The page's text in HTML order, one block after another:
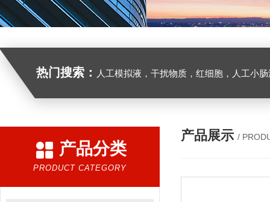
热门搜索： 人工模拟液，干扰物质，红细胞，人工小
产品分类
PRODUCT CATEGORY
产品展示 /